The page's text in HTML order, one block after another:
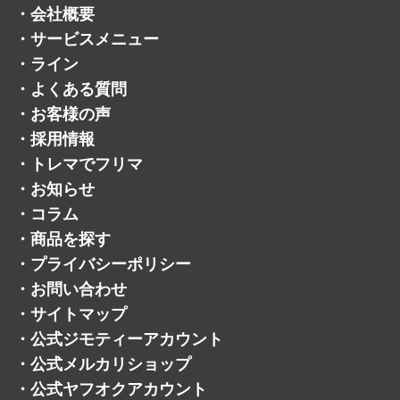
・ 会社概要
・ サービスメニュー
・ ライン
・ よくある質問
・ お客様の声
・ 採用情報
・
トレマでフリマ
・ お知らせ
・ コラム
・ 商品を探す
・ プライバシーポリシー
・ お問い合わせ
・ サイトマップ
・ 公式ジモティーアカウント
・ 公式メルカリショップ
・ 公式ヤフオクアカウント